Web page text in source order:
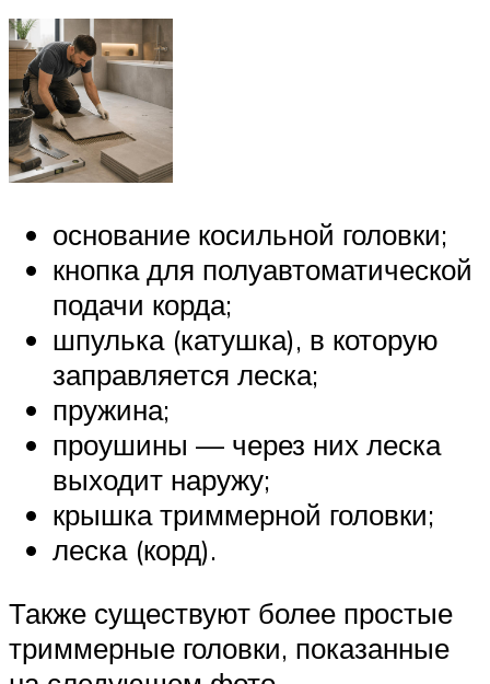
основание косильной головки;
кнопка для полуавтоматической
подачи корда;
шпулька (катушка), в которую
заправляется леска;
пружина;
проушины — через них леска
выходит наружу;
крышка триммерной головки;
леска (корд).
Также существуют более простые
триммерные головки, показанные